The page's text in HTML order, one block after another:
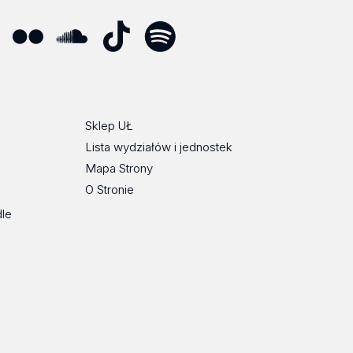
Sklep UŁ
Lista wydziałów i jednostek
Mapa Strony
O Stronie